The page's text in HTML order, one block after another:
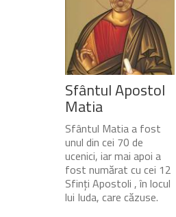
Sfântul Apostol
Matia
Sfântul Matia a fost
unul din cei 70 de
ucenici, iar mai apoi a
fost numărat cu cei 12
Sfinți Apostoli , în locul
lui Iuda, care căzuse.